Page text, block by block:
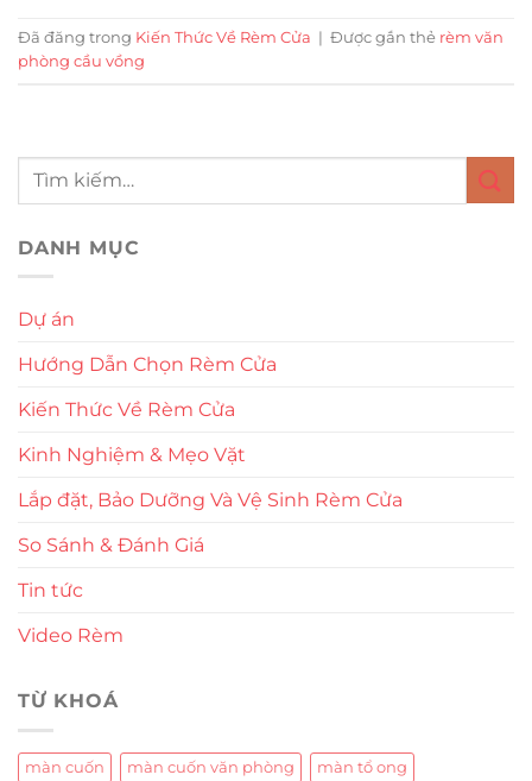
Đã đăng trong Kiến Thức Về Rèm Cửa | Được gắn thẻ rèm văn
phòng cầu vồng
DANH MỤC
Dự án
Hướng Dẫn Chọn Rèm Cửa
Kiến Thức Về Rèm Cửa
Kinh Nghiệm & Mẹo Vặt
Lắp đặt, Bảo Dưỡng Và Vệ Sinh Rèm Cửa
So Sánh & Đánh Giá
Tin tức
Video Rèm
TỪ KHOÁ
màn cuốn màn cuốn văn phòng màn tổ ong